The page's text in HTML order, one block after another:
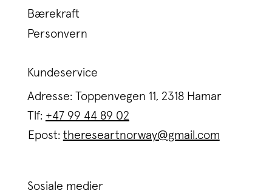
Bærekraft
Personvern
Kundeservice
Adresse: Toppenvegen 11, 2318 Hamar
Tlf: +47 99 44 89 02
Epost: thereseartnorway@gmail.com
Sosiale medier